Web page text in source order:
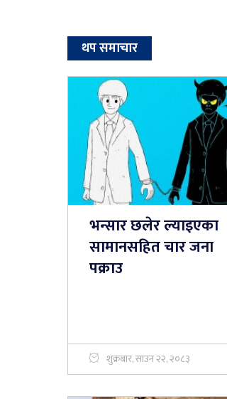
थप समाचार
भन्सार छलेर ल्याइएका
सामानसहित चार जना
पक्राउ
शुक्रबार, साउन २२, २०८३